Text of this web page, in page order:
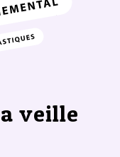
veille